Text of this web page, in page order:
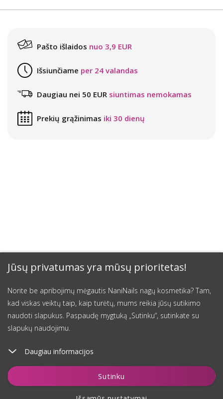
Jūsų privatumas yra mūsų prioritetas!
Norite be apribojimų mėgautis NaniNails nagų kosmetika? Tam,
kad viskas veiktų taip, kaip turėtų, mums reikia jūsų sutikimo
naudoti slapukus. Paspaudę mygtuką „Sutinku“, sutinkate su
slapukų naudojimu.
Daugiau informacijos
Sutinku
Įdėti į krepšelį
Pašto išlaidos nuo 3,9 EUR
Išsiunčiame per 24 valandas
Daugiau nei 50 EUR siuntimas nemokamas
Prekių grąžinimas iki 30 dienų